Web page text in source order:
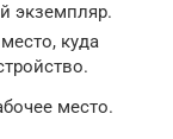
экземпляр.
куда
место.